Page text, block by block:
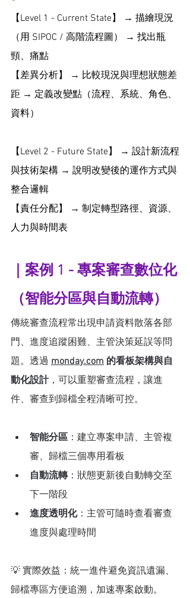
【Level 1 - Current State】 → 描繪現況
（用 SIPOC / 高階流程圖） → 找出瓶
頸、痛點
【差異分析】 → 比較現況與理想狀態差
距 → 定義改變點（流程、系統、角色、
資料）
【Level 2 - Future State】 → 設計新流程
與技術架構 → 說明改變後的運作方式與
整合邏輯
【責任分配】 → 制定轉型路徑、資源、
人力與時間表
｜案例 1 - 專案審查數位化
（智能分區與自動流轉）
傳統審查流程常出現申請資料散落各部
門、進度追蹤困難、主管決策延誤等問
題。透過 monday.com 的看板架構與自
動化設計，可以重塑審查流程，讓進
件、審查到歸檔全程清晰可控。
智能分區 ：建立專案申請、主管複
審、歸檔三個專用看板
自動流轉：狀態更新後自動轉交至
下一階段
進度透明化：主管可隨時查看審查
進度與處理時間
💡 實際效益：統一進件避免資訊遺漏、
歸檔專區方便追溯，加速專案啟動。